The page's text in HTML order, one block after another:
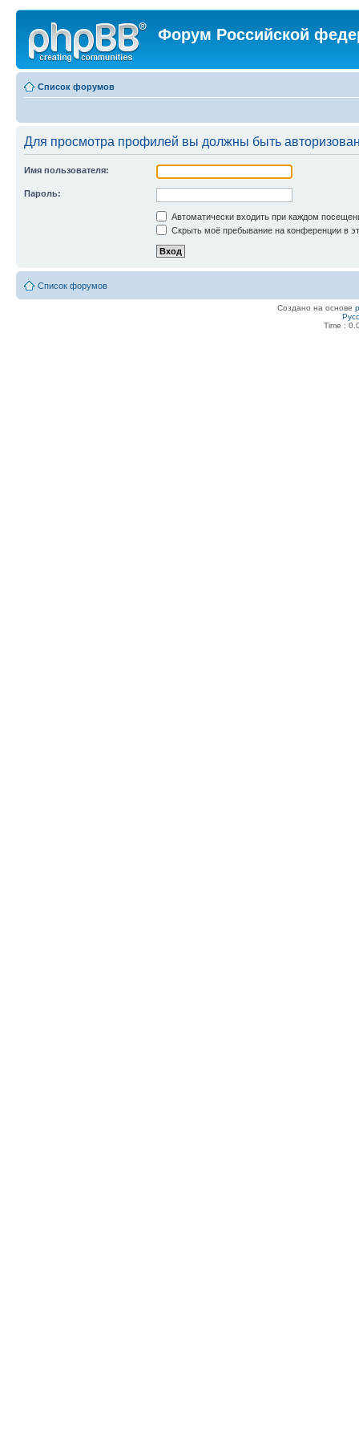
Форум Российской
Список форумов
Для просмотра профилей вы должны быть
Имя пользователя:
Пароль:
Автоматически входить при каждом
Скрыть моё пребывание на конференции в
Список форумов
Создано на основе
Time :